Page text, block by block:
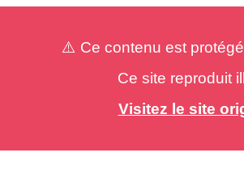
⚠️ Ce contenu est
Ce site reproduit
Visitez le site